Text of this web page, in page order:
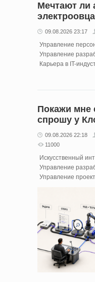
Мечтают ли
09.08.2026 23:17
Управление
Управление
Карьера в IT-
Покажи мне
спрошу у
09.08.2026 22:18
11000
Искусственный
Управление
Управление